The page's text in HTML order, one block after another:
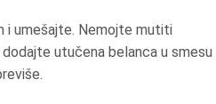
i umešajte. Nemojte mutiti
utučena belanca u smesu